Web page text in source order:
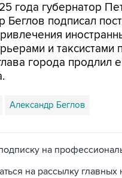
года губернатор
Беглов подписал
и таксистами
города продлил
Александр Беглов
на
на рассылку главных